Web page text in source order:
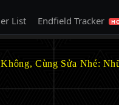
conList Endfield Tracker
Không, Cùng Sửa Nhé: